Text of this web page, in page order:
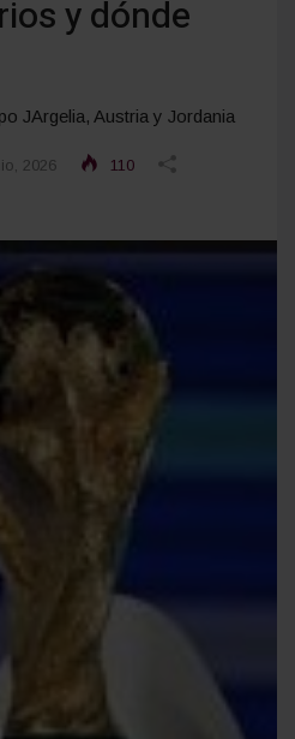
y dónde
JArgelia, Austria y Jordania
2026 110